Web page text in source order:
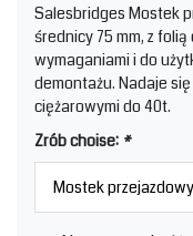
Salesbridges Mostek
średnicy 75 mm, z
wymaganiami i do
demontażu. Nadaje
ciężarowymi do 40t.
Zrób choise: *